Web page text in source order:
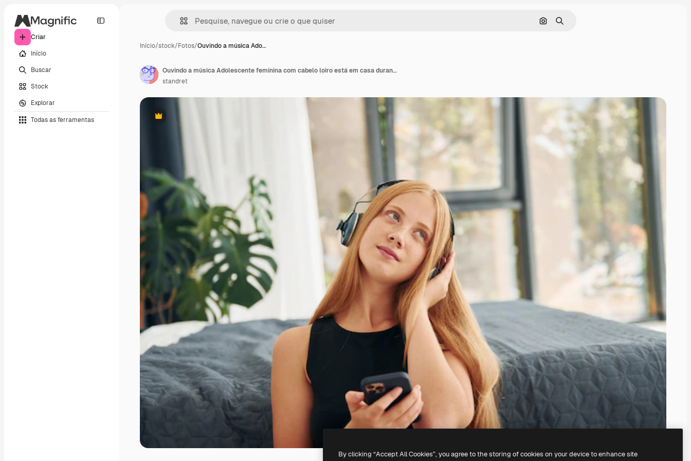
Criar
Início
Buscar
Stock
Explorar
Todas as ferramentas
Pesquisar por imagem
Buscar
Início/stock/Fotos/Ouvindo a música Ado…
Premium
Ouvindo a música Adolescente feminina com cabelo loiro está em casa durante o dia
standret
By clicking “Accept All Cookies”, you agree to the storing of cookies on your device to enhance site